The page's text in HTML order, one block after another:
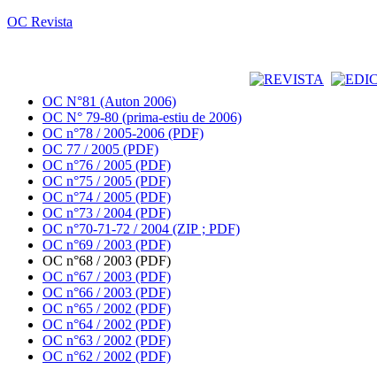
OC Revista
OC N°81 (Auton 2006)
OC N° 79-80 (prima-estiu de 2006)
OC n°78 / 2005-2006 (PDF)
OC 77 / 2005 (PDF)
OC n°76 / 2005 (PDF)
OC n°75 / 2005 (PDF)
OC n°74 / 2005 (PDF)
OC n°73 / 2004 (PDF)
OC n°70-71-72 / 2004 (ZIP ; PDF)
OC n°69 / 2003 (PDF)
OC n°68 / 2003 (PDF)
OC n°67 / 2003 (PDF)
OC n°66 / 2003 (PDF)
OC n°65 / 2002 (PDF)
OC n°64 / 2002 (PDF)
OC n°63 / 2002 (PDF)
OC n°62 / 2002 (PDF)